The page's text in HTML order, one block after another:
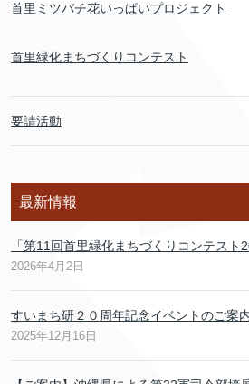
首里ミツバチ花いっぱいプロジェクト
首里緑化まちづくりコンテスト
要請活動
最新情報
「第11回首里緑化まちづくりコンテス
2026年4月2日
すいまち研２０周年記念イベントのご案
2025年12月16日